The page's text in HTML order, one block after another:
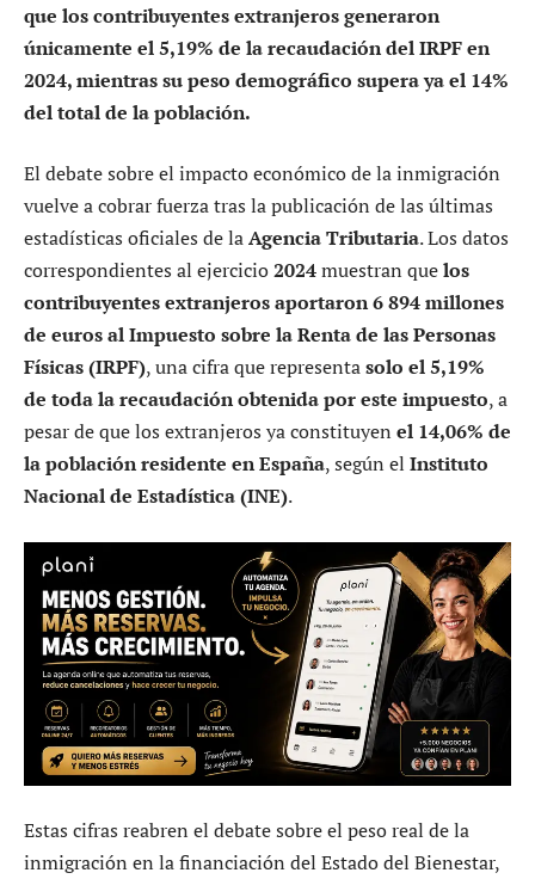
que los contribuyentes extranjeros generaron
únicamente el 5,19% de la recaudación del IRPF en
2024, mientras su peso demográfico supera ya el 14%
del total de la población.
El debate sobre el impacto económico de la inmigración
vuelve a cobrar fuerza tras la publicación de las últimas
estadísticas oficiales de laAgencia Tributaria. Los datos
correspondientes al ejercicio2024muestran quelos
contribuyentes extranjeros aportaron 6 894 millones
de euros al Impuesto sobre la Renta de las Personas
Físicas (IRPF), una cifra que representasolo el 5,19%
de toda la recaudación obtenida por este impuesto, a
pesar de que los extranjeros ya constituyen el 14,06% de
la población residente en España, según el Instituto
Nacional de Estadística (INE).
Estas cifras reabren el debate sobre el peso real de la
inmigración en la financiación del Estado del Bienestar,